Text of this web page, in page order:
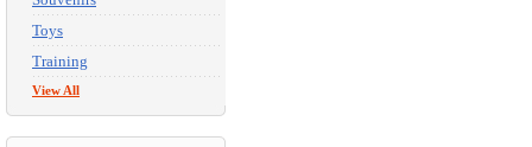
Toys
Training
View All